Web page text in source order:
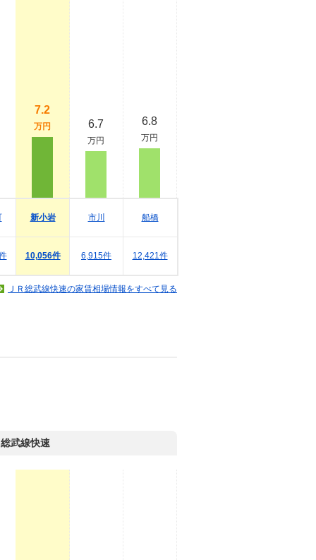
7.2
万円
新小岩
10,056件
6.7
万円
市川
6,915件
6.8
万円
船橋
12,421件
ＪＲ総武線快速の家賃相場情報をすべて見る
総武線快速